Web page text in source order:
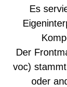
Es
Der
voc)
oder